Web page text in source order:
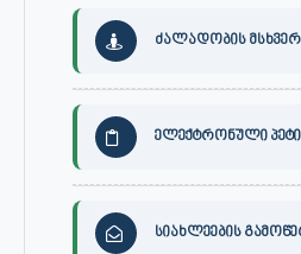
ძალადობის
ელექტრონული
სიახლეების